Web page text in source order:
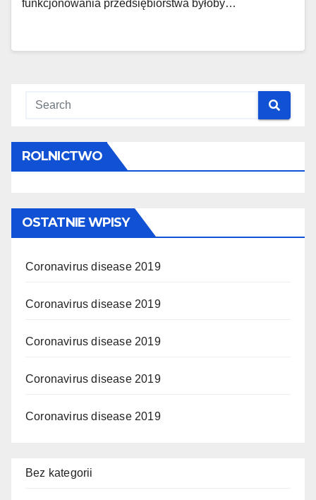
funkcjonowania przedsiębiorstwa byłoby…
ROLNICTWO
OSTATNIE WPISY
Coronavirus disease 2019
Coronavirus disease 2019
Coronavirus disease 2019
Coronavirus disease 2019
Coronavirus disease 2019
Bez kategorii